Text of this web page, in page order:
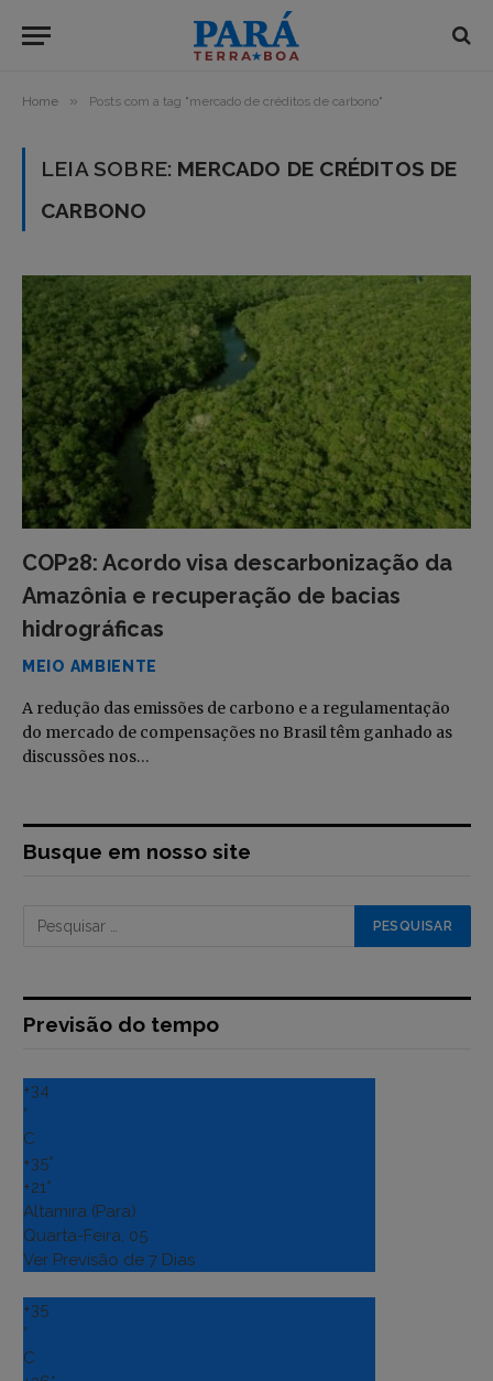
Home » Posts com a tag "mercado de créditos de carbono"
LEIA SOBRE: MERCADO DE CRÉDITOS DE
CARBONO
COP28: Acordo visa descarbonização da
Amazônia e recuperação de bacias
hidrográficas
MEIO AMBIENTE
A redução das emissões de carbono e a regulamentação
do mercado de compensações no Brasil têm ganhado as
discussões nos…
Busque em nosso site
Previsão do tempo
+34
°
C
+35°
+21°
Altamira (Para)
Quarta-Feira, 05
Ver Previsão de 7 Dias
+35
°
C